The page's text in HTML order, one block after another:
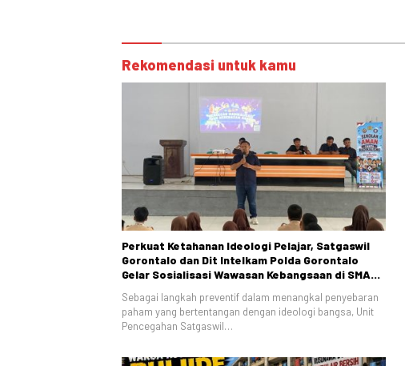
Rekomendasi untuk kamu
Perkuat Ketahanan Ideologi Pelajar, Satgaswil
Gorontalo dan Dit Intelkam Polda Gorontalo
Gelar Sosialisasi Wawasan Kebangsaan di SMA
Sebagai langkah preventif dalam menangkal penyebaran
paham yang bertentangan dengan ideologi bangsa, Unit
Pencegahan Satgaswil…